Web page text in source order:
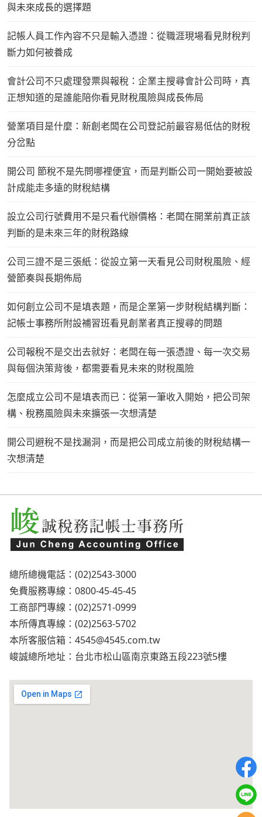
與未來成長的選擇題
記帳人員工作內容不只是輸入憑證：從職涯現場看見財稅判
斷力如何被養成
會計公司不只處理發票與報稅：企業主搜尋會計公司時，真
正想知道的是誰能陪你看見財稅風險與成長佈局
營業項目是什麼：新創老闆在公司登記前最容易低估的財稅
分岔點
開公司 節稅不是先問哪裡便宜，而是判斷公司一開始要被設
計成能走多遠的財稅結構
設立公司行號費用不是只看代辦價格：老闆在開業前真正該
判斷的是未來三年的財稅路線
公司三證不是三張紙：從設立第一天看見公司財稅風險、經
營節奏與長期佈局
如何創立公司不是填表題，而是企業第一步財稅結構判斷：
記帳士事務所附設補習班看見創業者真正搜尋的問題
公司報稅不是交出去就好：老闆在每一張憑證、每一次交易
與每個決策背後，都需要看見未來的財稅風險
怎麼成立公司不是填表而已：從第一筆收入開始，把公司架
構、稅務風險與未來擴張一次想清楚
開公司避稅不是找漏洞，而是把公司成立前後的財稅結構一
次想清楚
總所總機電話：(02)2543-3000
免費服務專線：0800-45-45-45
工商部門專線：(02)2571-0999
本所傳真專線：(02)2563-5702
本所客服信箱： 4545@4545.com.tw
峻誠總所地址：台北市松山區南京東路五段223號5樓